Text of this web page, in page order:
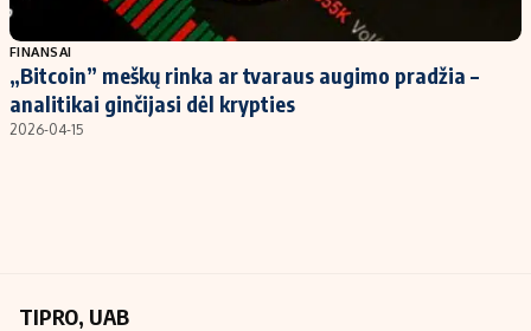
Populiarios temos
Investavimas
Akcijų rinka
Titulinis
Nedarbo išmokos skaičiuoklė
FINANSAI
„Bitcoin” meškų rinka ar tvaraus augimo pradžia –
analitikai ginčijasi dėl krypties
2026-04-15
TIPRO, UAB